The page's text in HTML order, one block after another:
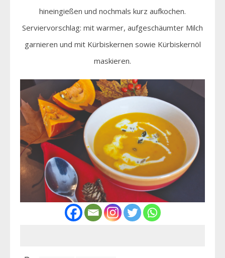
hineingießen und nochmals kurz aufkochen.
Serviervorschlag: mit warmer, aufgeschäumter Milch
garnieren und mit Kürbiskernen sowie Kürbiskernöl
maskieren.